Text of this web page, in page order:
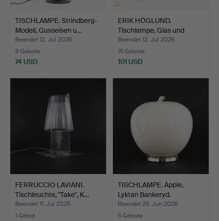
TISCHLAMPE. Strindberg-
Modell, Gusseisen u…
Beendet 12. Jul 2026
9 Gebote
74 USD
ERIK HÖGLUND.
Tischlampe, Glas und
Kupfer,…
Beendet 12. Jul 2026
15 Gebote
101 USD
FERRUCCIO LAVIANI.
Tischleuchte, "Take", K…
Beendet 11. Jul 2026
1 Gebot
TISCHLAMPE. Äpple,
Lyktan Bankeryd.
Beendet 26. Jun 2026
5 Gebote